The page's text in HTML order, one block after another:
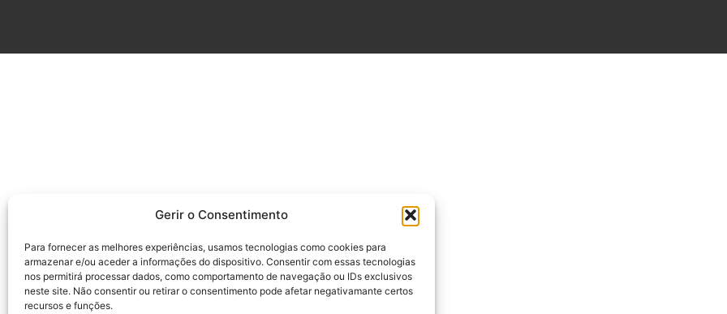
Gerir o Consentimento
Para fornecer as melhores experiências, usamos tecnologias como cookies para
armazenar e/ou aceder a informações do dispositivo. Consentir com essas tecnologias
nos permitirá processar dados, como comportamento de navegação ou IDs exclusivos
neste site. Não consentir ou retirar o consentimento pode afetar negativamante certos
recursos e funções.